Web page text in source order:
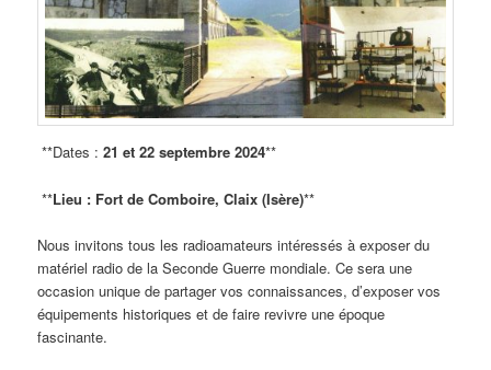
**Dates : 21 et 22 septembre 2024**
**Lieu : Fort de Comboire, Claix (Isère)**
Nous invitons tous les radioamateurs intéressés à exposer du
matériel radio de la Seconde Guerre mondiale. Ce sera une
occasion unique de partager vos connaissances, d’exposer vos
équipements historiques et de faire revivre une époque
fascinante.